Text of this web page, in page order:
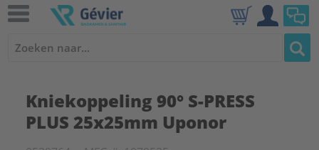
Kniekoppeling 90° S-PRESS
PLUS 25x25mm Uponor